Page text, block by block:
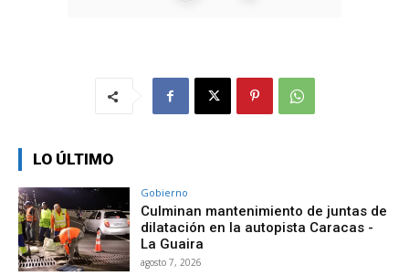
LO ÚLTIMO
Gobierno
Culminan mantenimiento de juntas de
dilatación en la autopista Caracas -
La Guaira
agosto 7, 2026